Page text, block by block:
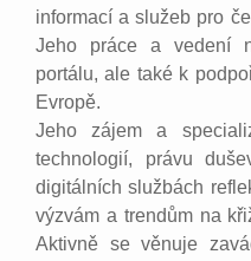
informací a služeb pro
Jeho práce a vedení
portálu, ale také k
Evropě.
Jeho zájem a
technologií, právu
digitálních službách
výzvám a trendům na
Aktivně se věnuje